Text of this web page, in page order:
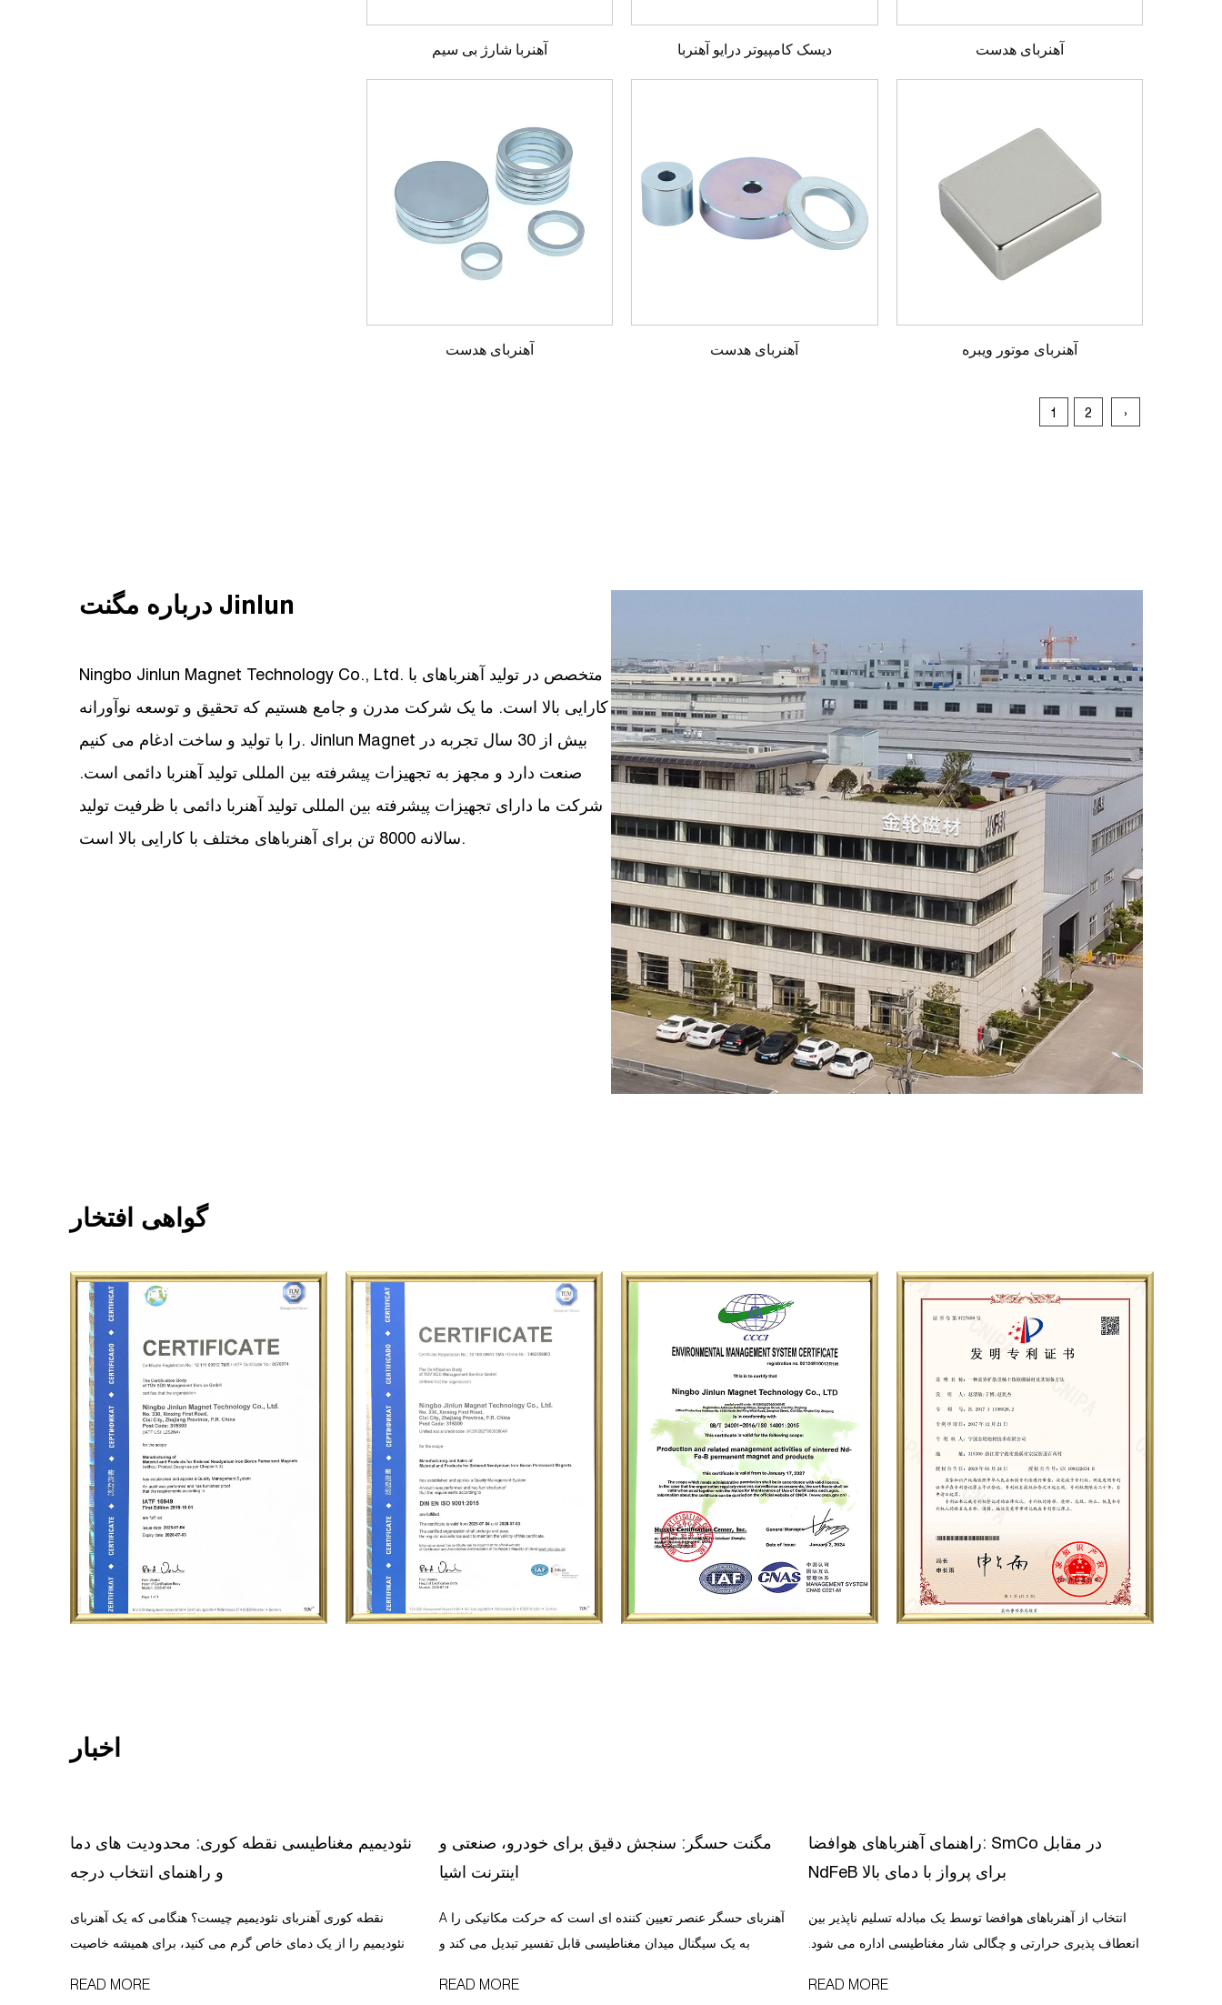
آهنربا شارژ بی سیم دیسک کامپیوتر درایو آهنربا آهنربای هدست
آهنربای هدست آهنربای هدست آهنربای موتور ویبره
1 2 ›
درباره مگنت Jinlun
Ningbo Jinlun Magnet Technology Co., Ltd. متخصص در تولید آهنرباهای با
کارایی بالا است. ما یک شرکت مدرن و جامع هستیم که تحقیق و توسعه نوآورانه
را با تولید و ساخت ادغام می کنیم. Jinlun Magnet بیش از 30 سال تجربه در
صنعت دارد و مجهز به تجهیزات پیشرفته بین المللی تولید آهنربا دائمی است.
شرکت ما دارای تجهیزات پیشرفته بین المللی تولید آهنربا دائمی با ظرفیت تولید
سالانه 8000 تن برای آهنرباهای مختلف با کارایی بالا است.
گواهی افتخار
اخبار
نئودیمیم مغناطیسی نقطه کوری: محدودیت های دما
و راهنمای انتخاب درجه
نقطه کوری آهنربای نئودیمیم چیست؟ هنگامی که یک آهنربای
نئودیمیم را از یک دمای خاص گرم می کنید، برای همیشه خاصیت
دمای کوری نامیده می شود. به نام پیر کوری، که این پدیده را در
READ MORE
مگنت حسگر: سنجش دقیق برای خودرو، صنعتی و
اینترنت اشیا
A آهنربای حسگر عنصر تعیین کننده ای است که حرکت مکانیکی را
به یک سیگنال میدان مغناطیسی قابل تفسیر تبدیل می کند و
گیری موقعیت، سرعت و زاویه بدون تماس را تعیین می کند. بدون
READ MORE
راهنمای آهنرباهای هوافضا: SmCo در مقابل
NdFeB برای پرواز با دمای بالا
انتخاب از آهنرباهای هوافضا توسط یک مبادله تسلیم ناپذیر بین
انعطاف پذیری حرارتی و چگالی شار مغناطیسی اداره می شود.
فضا که دما از 300 درجه سانتیگراد فراتر می رود، غالب است، در
READ MORE